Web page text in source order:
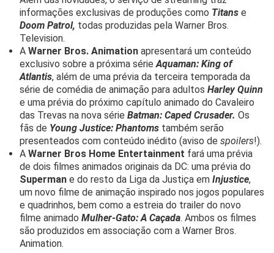
informações exclusivas de produções como Titans e
Doom Patrol, todas produzidas pela Warner Bros.
Television.
A Warner Bros. Animation apresentará um conteúdo
exclusivo sobre a próxima série Aquaman: King of
Atlantis, além de uma prévia da terceira temporada da
série de comédia de animação para adultos Harley Quinn
e uma prévia do próximo capítulo animado do Cavaleiro
das Trevas na nova série Batman: Caped Crusader. Os
fãs de Young Justice: Phantoms também serão
presenteados com conteúdo inédito (aviso de spoilers!).
A Warner Bros Home Entertainment fará uma prévia
de dois filmes animados originais da DC: uma prévia do
Superman e do resto da Liga da Justiça em Injustice,
um novo filme de animação inspirado nos jogos populares
e quadrinhos, bem como a estreia do trailer do novo
filme animado Mulher-Gato: A Caçada. Ambos os filmes
são produzidos em associação com a Warner Bros.
Animation.